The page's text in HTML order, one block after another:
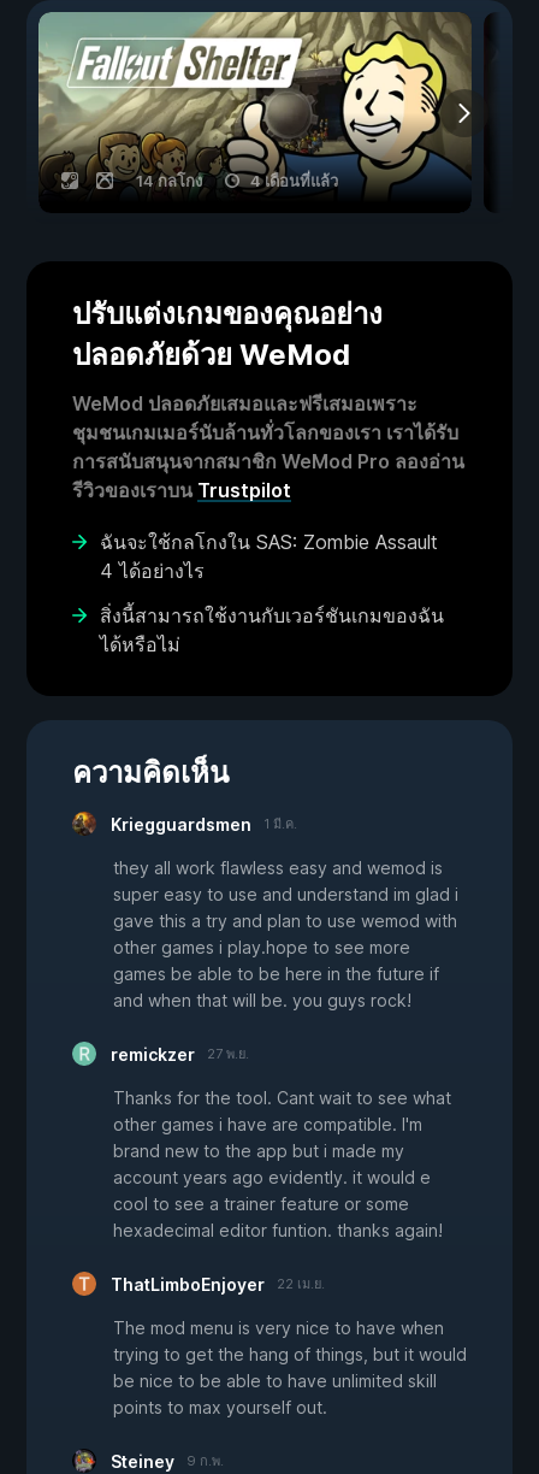
14 กลโกง 4 เดือนที่แล้ว
ปรับแต่งเกมของคุณอย่าง
ปลอดภัยด้วย WeMod
WeMod ปลอดภัยเสมอและฟรีเสมอเพราะ
ชุมชนเกมเมอร์นับล้านทั่วโลกของเรา เราได้รับ
การสนับสนุนจากสมาชิก WeMod Pro ลองอ่าน
รีวิวของเราบน Trustpilot
ฉันจะใช้กลโกงใน SAS: Zombie Assault
4 ได้อย่างไร
สิ่งนี้สามารถใช้งานกับเวอร์ชันเกมของฉัน
ได้หรือไม่
ความคิดเห็น
Kriegguardsmen 1 มี.ค.
they all work flawless easy and wemod is
super easy to use and understand im glad i
gave this a try and plan to use wemod with
other games i play.hope to see more
games be able to be here in the future if
and when that will be. you guys rock!
remickzer 27 พ.ย.
Thanks for the tool. Cant wait to see what
other games i have are compatible. I'm
brand new to the app but i made my
account years ago evidently. it would e
cool to see a trainer feature or some
hexadecimal editor funtion. thanks again!
ThatLimboEnjoyer 22 เม.ย.
The mod menu is very nice to have when
trying to get the hang of things, but it would
be nice to be able to have unlimited skill
points to max yourself out.
Steiney 9 ก.พ.